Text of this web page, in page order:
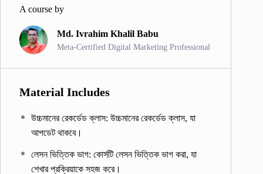
A course by
Md. Ivrahim Khalil Babu
Meta-Certified Digital Marketing Professional
Material Includes
উচ্চমানের রেকর্ডেড ক্লাস: উচ্চমানের রেকর্ডেড ক্লাস, যা
আপডেট থাকবে।
লেসন ভিত্তিক ভাগ: কোর্সটি লেসন ভিত্তিক ভাগ করা, যা
শেখার প্রক্রিয়াকে সহজ করে।